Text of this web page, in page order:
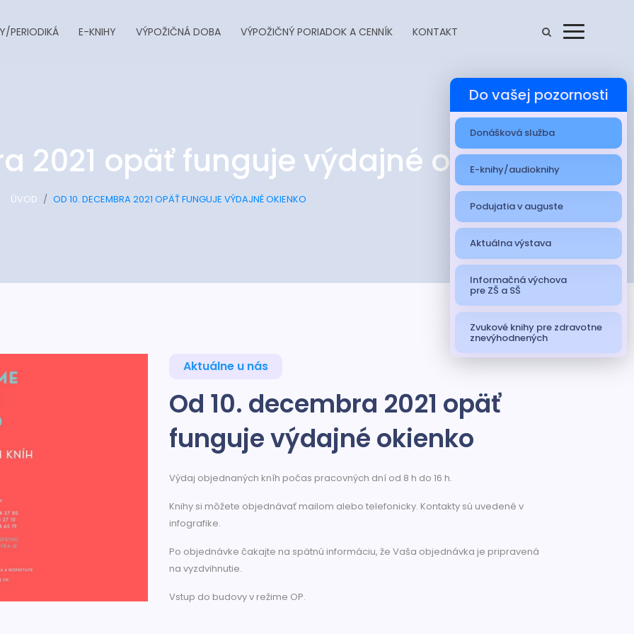
PERIODIKÁ E-KNIHY VÝPOŽIČNÁ DOBA VÝPOŽIČNÝ PORIADOK A CENNÍK KONTAKT
2021 opäť funguje výdajné okienko
ÚVOD OD 10. DECEMBRA 2021 OPÄŤ FUNGUJE VÝDAJNÉ OKIENKO
Aktuálne u nás
Od 10. decembra 2021 opäť
funguje výdajné okienko
Výdaj objednaných kníh počas pracovných dní od 8 h do 16 h.
Knihy si môžete objednávať mailom alebo telefonicky. Kontakty sú uvedené v
infografike.
Po objednávke čakajte na spätnú informáciu, že Vaša objednávka je pripravená
na vyzdvihnutie.
Vstup do budovy v režime OP.
Do vašej pozornosti
Donášková služba
E-knihy/audioknihy
Podujatia v auguste
Aktuálna výstava
Informačná výchova
pre ZŠ a SŠ
Zvukové knihy pre zdravotne
znevýhodnených